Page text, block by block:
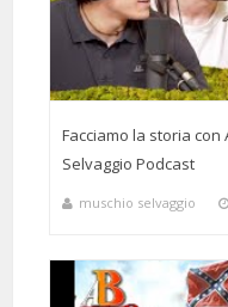
Facciamo la storia
Selvaggio Podcast
muschio selvaggio